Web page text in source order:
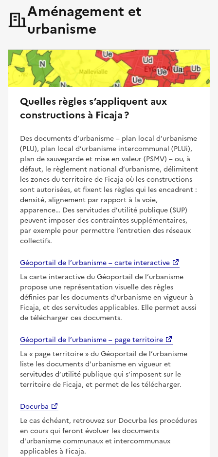
Aménagement et
urbanisme
Quelles règles s’appliquent aux
constructions à Ficaja ?
Des documents d’urbanisme – plan local d’urbanisme
(PLU), plan local d’urbanisme intercommunal (PLUi),
plan de sauvegarde et mise en valeur (PSMV) – ou, à
défaut, le règlement national d’urbanisme, délimitent
les zones du territoire de Ficaja où les constructions
sont autorisées, et fixent les règles qui les encadrent :
densité, alignement par rapport à la voie,
apparence… Des servitudes d’utilité publique (SUP)
peuvent imposer des contraintes supplémentaires,
par exemple pour permettre l’entretien des réseaux
collectifs.
Géoportail de l’urbanisme – carte interactive
La carte interactive du Géoportail de l’urbanisme
propose une représentation visuelle des règles
définies par les documents d’urbanisme en vigueur à
Ficaja, et des servitudes applicables. Elle permet aussi
de télécharger ces documents.
Géoportail de l’urbanisme – page territoire
La
page territoire
du Géoportail de l’urbanisme
liste les documents d’urbanisme en vigueur et
servitudes d’utilité publique qui s’imposent sur le
territoire de Ficaja, et permet de les télécharger.
Docurba
Le cas échéant, retrouvez sur Docurba les procédures
en cours qui feront évoluer les documents
d'urbanisme communaux et intercommunaux
applicables à Ficaja.